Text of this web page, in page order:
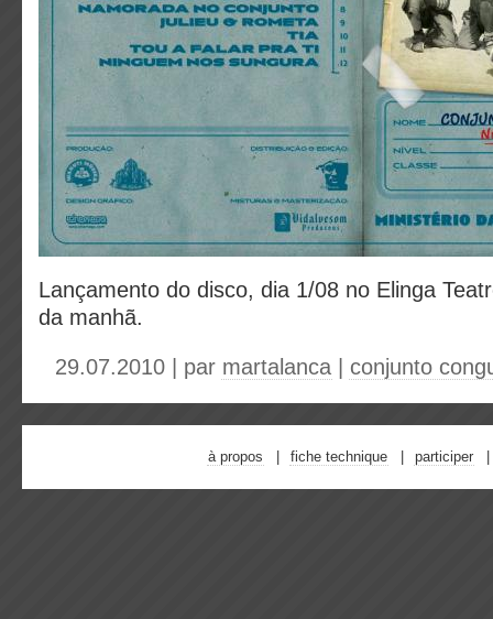
Lançamento do disco, dia 1/08 no Elinga
da manhã.
29.07.2010 | par martalanca conjunto
à propos fiche technique participer